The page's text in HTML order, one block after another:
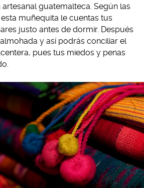
guatemalteca. Según las
muñequita le cuentas tus
justo antes de dormir. Después
y así podrás conciliar el
pues tus miedos y penas